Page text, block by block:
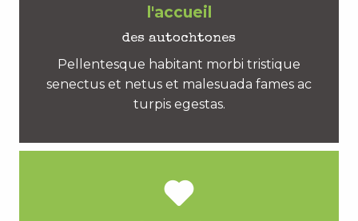
l'accueil
des autochtones
Pellentesque habitant morbi tristique
senectus et netus et malesuada fames ac
turpis egestas.